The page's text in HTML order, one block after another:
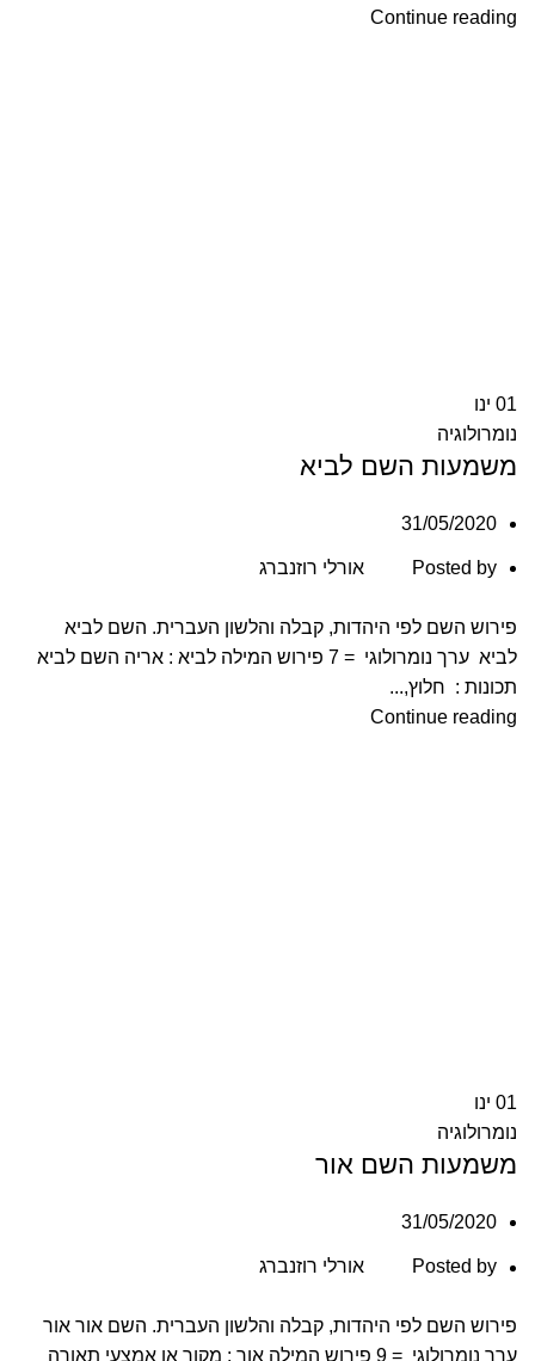
Continue reading
01 ינו
נומרולוגיה
משמעות השם לביא
31/05/2020
Posted by אורלי רוזנברג
פירוש השם לפי היהדות, קבלה והלשון העברית. השם לביא
לביא ערך נומרולוגי = 7 פירוש המילה לביא : אריה השם לביא
תכונות : חלוץ,...
Continue reading
01 ינו
נומרולוגיה
משמעות השם אור
31/05/2020
Posted by אורלי רוזנברג
פירוש השם לפי היהדות, קבלה והלשון העברית. השם אור אור
ערך נומרולוגי = 9 פירוש המילה אור : מקור או אמצעי תאורה